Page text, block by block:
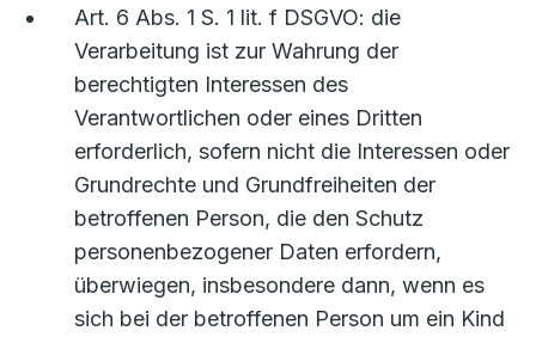
Art. 6 Abs. 1 S. 1 lit. f DSGVO: die
Verarbeitung ist zur Wahrung der
berechtigten Interessen des
Verantwortlichen oder eines Dritten
erforderlich, sofern nicht die Interessen oder
Grundrechte und Grundfreiheiten der
betroffenen Person, die den Schutz
personenbezogener Daten erfordern,
überwiegen, insbesondere dann, wenn es
sich bei der betroffenen Person um ein Kind